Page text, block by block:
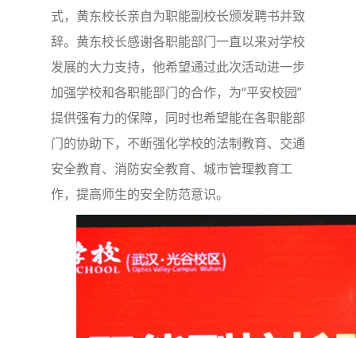
式，黄东校长亲自为职能副校长颁发聘书并致
辞。黄东校长感谢各职能部门一直以来对学校
发展的大力支持，他希望通过此次活动进一步
加强学校和各职能部门的合作，为“平安校园”
提供强有力的保障，同时也希望能在各职能部
门的协助下，不断强化学校的法制教育、交通
安全教育、消防安全教育、城市管理教育工
作，提高师生的安全防范意识。